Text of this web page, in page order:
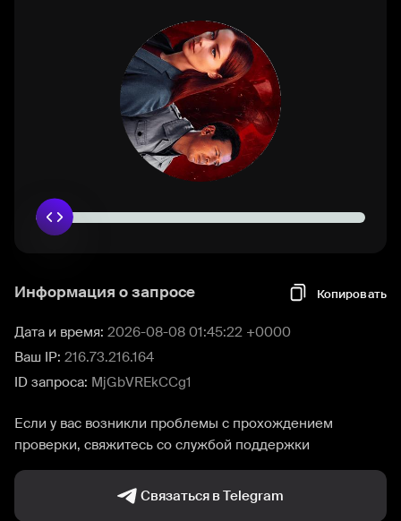
Информация о запросе Копировать
Дата и время: 2026-08-08 01:45:22 +0000
Ваш IP: 216.73.216.164
ID запроса: MjGbVREkCCg1
Если у вас возникли проблемы с прохождением
проверки, свяжитесь со службой поддержки
Связаться в Telegram